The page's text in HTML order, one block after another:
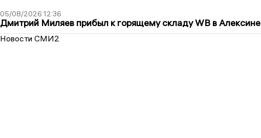
05/08/2026 12:36
Дмитрий Миляев прибыл к горящему складу WB в Алексине
Новости СМИ2